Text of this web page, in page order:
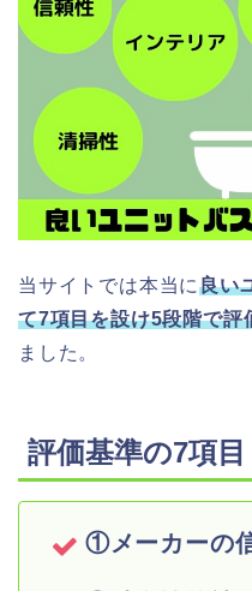
当サイトでは本当に良い
て7項目を設け5段階で評
ました。
評価基準の7項
①メーカー